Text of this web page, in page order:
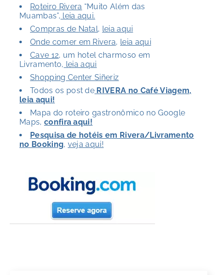
Roteiro Rivera “Muito Além das
Muambas”, leia aqui.
Compras de Natal, leia aqui
Onde comer em Rivera, leia aqui
Cave 12, um hotel charmoso em
Livramento, leia aqui
Shopping Center Siñeriz
Todos os post de RIVERA no Café Viagem,
leia aqui!
Mapa do roteiro gastronômico no Google
Maps, confira aqui!
Pesquisa de hotéis em Rivera/Livramento
no Booking, veja aqui!